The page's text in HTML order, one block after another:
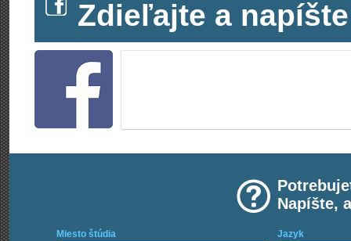
Zdieľajte a
Napíšte,
Miesto štúdia Jazyk